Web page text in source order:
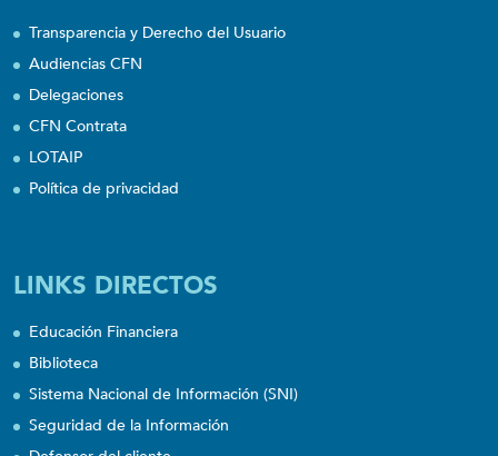
Transparencia y Derecho del Usuario
Audiencias CFN
Delegaciones
CFN Contrata
LOTAIP
Política de privacidad
LINKS DIRECTOS
Educación Financiera
Biblioteca
Sistema Nacional de Información (SNI)
Seguridad de la Información